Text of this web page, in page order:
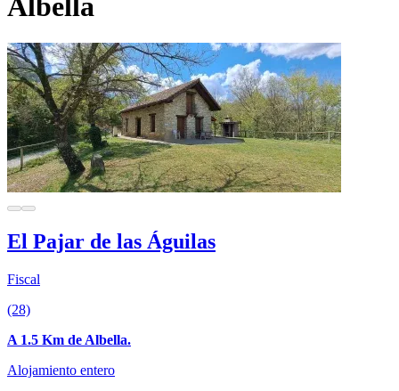
Albella
El Pajar de las Águilas
Fiscal
(28)
A 1.5 Km de Albella.
Alojamiento entero